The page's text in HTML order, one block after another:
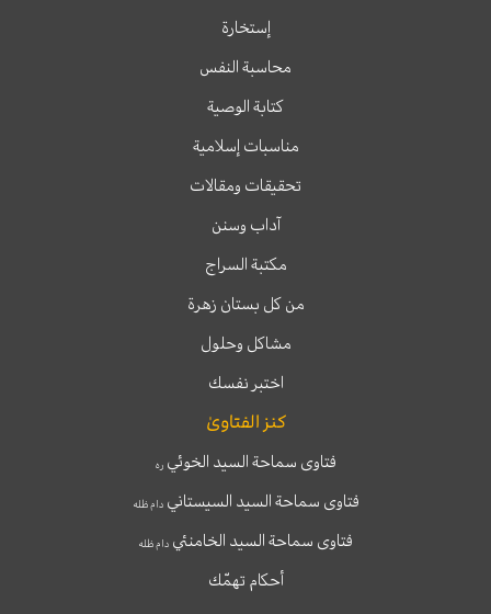
إستخارة
محاسبة النفس
كتابة الوصية
مناسبات إسلامية
تحقيقات ومقالات
آداب وسنن
مكتبة السراج
من كل بستان زهرة
مشاكل وحلول
اختبر نفسك
كنز الفتاوىٰ
فتاوى سماحة السيد الخوئيره
فتاوى سماحة السيد السيستانيدام ظله
فتاوى سماحة السيد الخامنئي دام ظله
أحكام تهمّك